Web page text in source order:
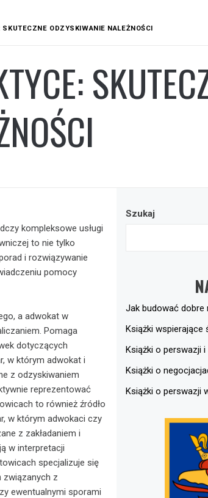
ODZYSKIWANIE NALEŻNOŚCI
kompleksowe usługi
to nie tylko
i rozwiązywanie
pomocy
a adwokat w
Pomaga
dotyczących
w którym adwokat i
z odzyskiwaniem
reprezentować
to również źródło
w którym adwokaci czy
z zakładaniem i
w interpretacji
specjalizuje się
związanych z
ewentualnymi sporami
Szukaj
Jak budować dobre
Książki wspierające
Książki o perswazji
Książki o
Książki o perswazji